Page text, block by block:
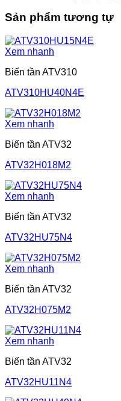
Sản phẩm tương tự
Xem nhanh
Biến tần ATV310
ATV310HU40N4E
Xem nhanh
Biến tần ATV32
ATV32H018M2
Xem nhanh
Biến tần ATV32
ATV32HU75N4
Xem nhanh
Biến tần ATV32
ATV32H075M2
Xem nhanh
Biến tần ATV32
ATV32HU11N4